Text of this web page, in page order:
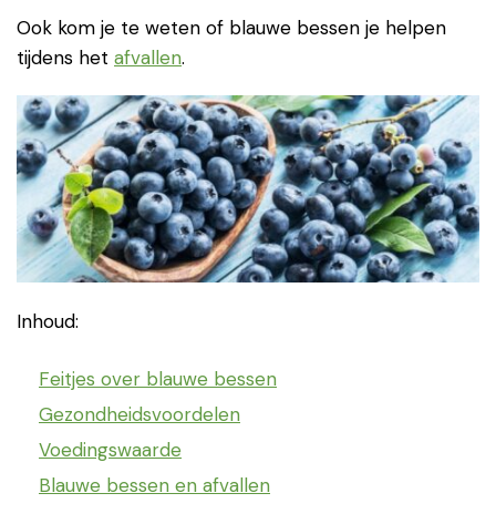
Ook kom je te weten of blauwe bessen je helpen
tijdens het afvallen.
Inhoud:
Feitjes over blauwe bessen
Gezondheidsvoordelen
Voedingswaarde
Blauwe bessen en afvallen